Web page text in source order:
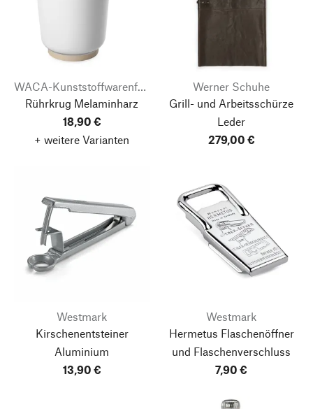
WACA-Kunststoffwarenfabrik
Rührkrug Melaminharz
18,90 €
+ weitere Varianten
Werner Schuhe
Grill- und Arbeitsschürze
Leder
279,00 €
Westmark
Kirschenentsteiner
Aluminium
13,90 €
Westmark
Hermetus Flaschenöffner
und Flaschenverschluss
7,90 €